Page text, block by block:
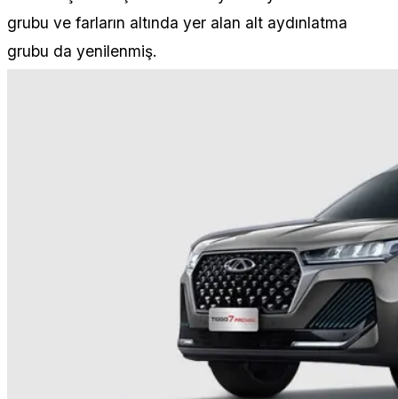
grubu ve farların altında yer alan alt aydınlatma
grubu da yenilenmiş.